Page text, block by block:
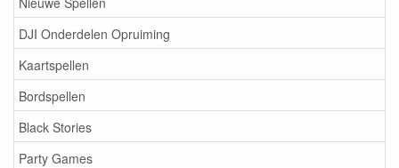
DJI Onderdelen Opruiming
Kaartspellen
Bordspellen
Black Stories
Party Games